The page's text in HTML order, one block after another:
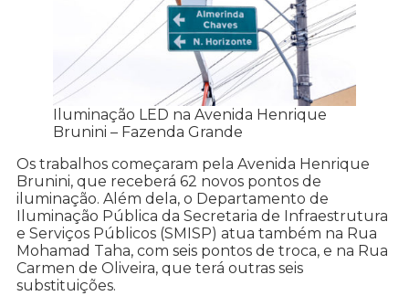
Iluminação LED na Avenida Henrique
Brunini – Fazenda Grande
Os trabalhos começaram pela Avenida Henrique
Brunini, que receberá 62 novos pontos de
iluminação. Além dela, o Departamento de
Iluminação Pública da Secretaria de Infraestrutura
e Serviços Públicos (SMISP) atua também na Rua
Mohamad Taha, com seis pontos de troca, e na Rua
Carmen de Oliveira, que terá outras seis
substituições.